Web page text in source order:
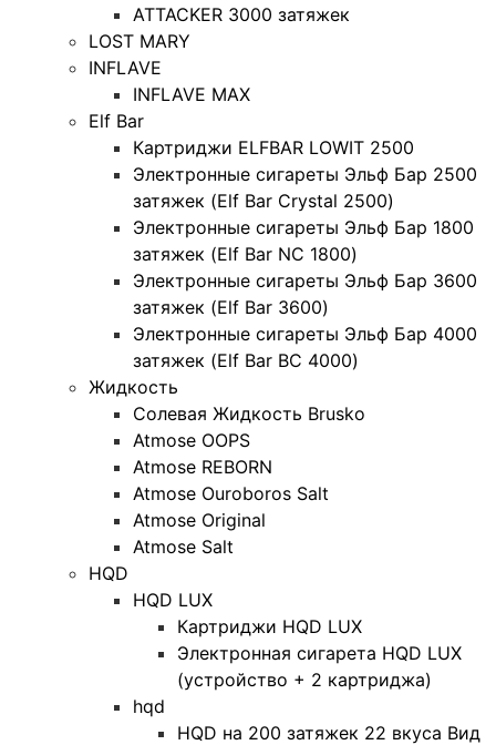
ATTACKER 3000 затяжек
LOST MARY
INFLAVE
INFLAVE MAX
Elf Bar
Картриджи ELFBAR LOWIT 2500
Электронные сигареты Эльф Бар 2500
затяжек (Elf Bar Crystal 2500)
Электронные сигареты Эльф Бар 1800
затяжек (Elf Bar NC 1800)
Электронные сигареты Эльф Бар 3600
затяжек (Elf Bar 3600)
Электронные сигареты Эльф Бар 4000
затяжек (Elf Bar BC 4000)
Жидкость
Солевая Жидкость Brusko
Atmose OOPS
Atmose REBORN
Atmose Ouroboros Salt
Atmose Original
Atmose Salt
HQD
HQD LUX
Картриджи HQD LUX
Электронная сигарета HQD LUX
(устройство + 2 картриджа)
hqd
HQD на 200 затяжек 22 вкуса Вид